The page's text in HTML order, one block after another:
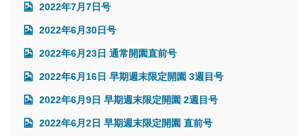
2022年7月7日号
2022年6月30日号
2022年6月23日 通常開園直前号
2022年6月16日 早期週末限定開園 3週目号
2022年6月9日 早期週末限定開園 2週目号
2022年6月2日 早期週末限定開園 直前号